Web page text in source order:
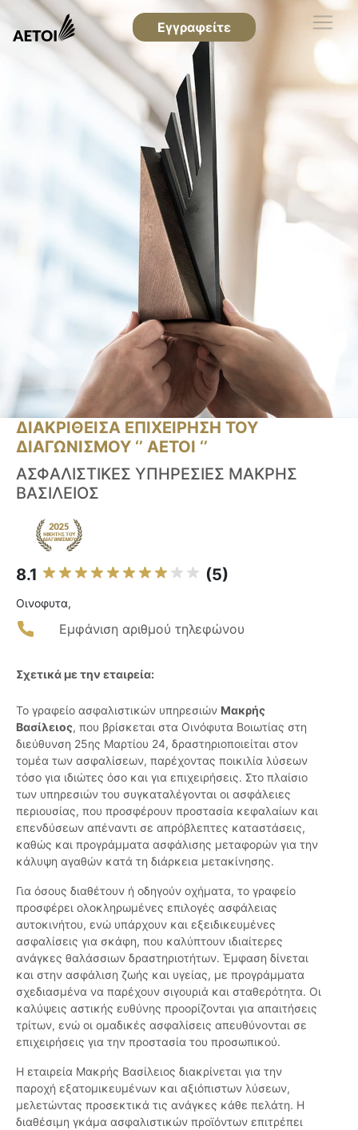
Εγγραφείτε
ΔΙΑΚΡΙΘΕΙΣΑ ΕΠΙΧΕΙΡΗΣΗ ΤΟΥ
ΔΙΑΓΩΝΙΣΜΟΥ ‘’ ΑΕΤΟΙ ‘’
ΑΣΦΑΛΙΣΤΙΚΕΣ ΥΠΗΡΕΣΙΕΣ ΜΑΚΡΗΣ
ΒΑΣΙΛΕΙΟΣ
8.1 (5)
Οινοφυτα,
Εμφάνιση αριθμού τηλεφώνου
Σχετικά με την εταιρεία:
Το γραφείο ασφαλιστικών υπηρεσιών Μακρής
Βασίλειος, που βρίσκεται στα Οινόφυτα Βοιωτίας στη
διεύθυνση 25ης Μαρτίου 24, δραστηριοποιείται στον
τομέα των ασφαλίσεων, παρέχοντας ποικιλία λύσεων
τόσο για ιδιώτες όσο και για επιχειρήσεις. Στο πλαίσιο
των υπηρεσιών του συγκαταλέγονται οι ασφάλειες
περιουσίας, που προσφέρουν προστασία κεφαλαίων και
επενδύσεων απέναντι σε απρόβλεπτες καταστάσεις,
καθώς και προγράμματα ασφάλισης μεταφορών για την
κάλυψη αγαθών κατά τη διάρκεια μετακίνησης.
Για όσους διαθέτουν ή οδηγούν οχήματα, το γραφείο
προσφέρει ολοκληρωμένες επιλογές ασφάλειας
αυτοκινήτου, ενώ υπάρχουν και εξειδικευμένες
ασφαλίσεις για σκάφη, που καλύπτουν ιδιαίτερες
ανάγκες θαλάσσιων δραστηριοτήτων. Έμφαση δίνεται
και στην ασφάλιση ζωής και υγείας, με προγράμματα
σχεδιασμένα να παρέχουν σιγουριά και σταθερότητα. Οι
καλύψεις αστικής ευθύνης προορίζονται για απαιτήσεις
τρίτων, ενώ οι ομαδικές ασφαλίσεις απευθύνονται σε
επιχειρήσεις για την προστασία του προσωπικού.
Η εταιρεία Μακρής Βασίλειος διακρίνεται για την
παροχή εξατομικευμένων και αξιόπιστων λύσεων,
μελετώντας προσεκτικά τις ανάγκες κάθε πελάτη. Η
διαθέσιμη γκάμα ασφαλιστικών προϊόντων επιτρέπει